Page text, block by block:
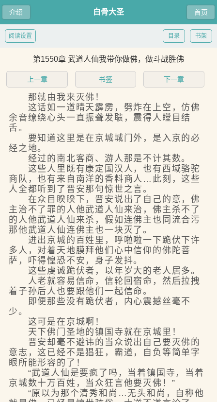
介绍 首页
白骨大圣
书架
目录
阅读设置
第1550章 武道人仙我带你做佛，做斗战胜佛
上一章 书签 下一章
那就由我来灭佛！
这话如一道晴天霹雳，劈炸在上空，仿佛
余音缭绕心头一直振聋发聩，震得人瞠目结
舌。
要知道这里是在京城城门外，是入京的必
经之地。
经过的南北客商、游人那是不计其数。
这些人里既有康定国汉人，也有西域骆驼
商队，也有来自南洋的香料商人…此刻，这些
人全都听到了晋安那句惊世之言。
在众目睽睽下，晋安说出了自己的意，佛
主治不了罪的人他武道人仙来治，佛主杀不了
的人他武道人仙来杀，假如连佛主也同流合污
那他武道人仙连佛主也一块灭了。
进出京城的百姓里，呼啦啦一下跪伏下许
多人，对着天地膜拜他们心中信仰的佛陀菩
萨，吓得惶恐不安，身子发抖。
这些虔诚跪伏者，以年岁大的老人居多。
人老就容易信命，信轮回宿命，然后拉拽
着子孙后人也要跟他们一起信命。
即便那些没有跪伏者，内心震撼丝毫不
少。
这可是在京城啊！
天下佛门圣地的镇国寺就在京城里！
晋安却毫不避讳的当众说出自己要灭佛的
意志，这已经不是猖狂，霸道，自负等简单字
眼所能形容的了！
“武道人仙是要疯了吗，当着镇国寺，当着
京城数十万百姓，当众狂言他要灭佛！”
“原以为那个清秀和尚…无头和尚，自称他